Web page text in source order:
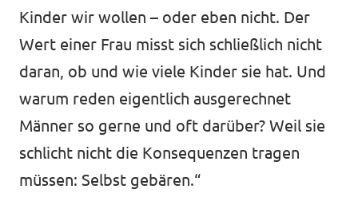
Kinder wir wollen – oder eben nicht. Der
Wert einer Frau misst sich schließlich nicht
daran, ob und wie viele Kinder sie hat. Und
warum reden eigentlich ausgerechnet
Männer so gerne und oft darüber? Weil sie
schlicht nicht die Konsequenzen tragen
müssen: Selbst gebären.“